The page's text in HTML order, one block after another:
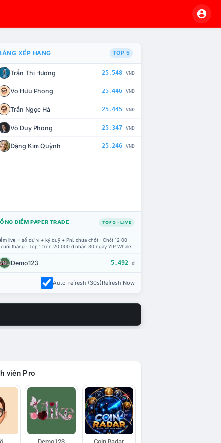
CHẾ TÀI XỬ LÝ VI PHẠM
XẾP HẠNG TOP 5
Trần Thị Hương 25,548 VNĐ
Võ Hữu Phong 25,446 VNĐ
Trần Ngọc Hà 25,445 VNĐ
Võ Duy Phong 25,347 VNĐ
Đặng Kim Quỳnh 25,246 VNĐ
ĐIỂM PAPER TRADE TOP 5 · LIVE
live = số dư ví + ký quỹ + PnL chưa chốt · Chốt 12:00
tháng · Top 1 trên 20.000 đ nhận 30 ngày VIP Whale.
Demo123 5.492 đ
Auto-refresh (30s)Refresh Now
viên Pro
Demo123 Coin Radar